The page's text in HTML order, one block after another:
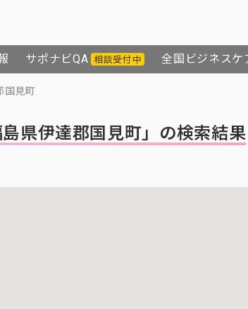
サポナビQA 相談受付中 全国ビジネスケ
国見町
島県伊達郡国見町」の検索結果